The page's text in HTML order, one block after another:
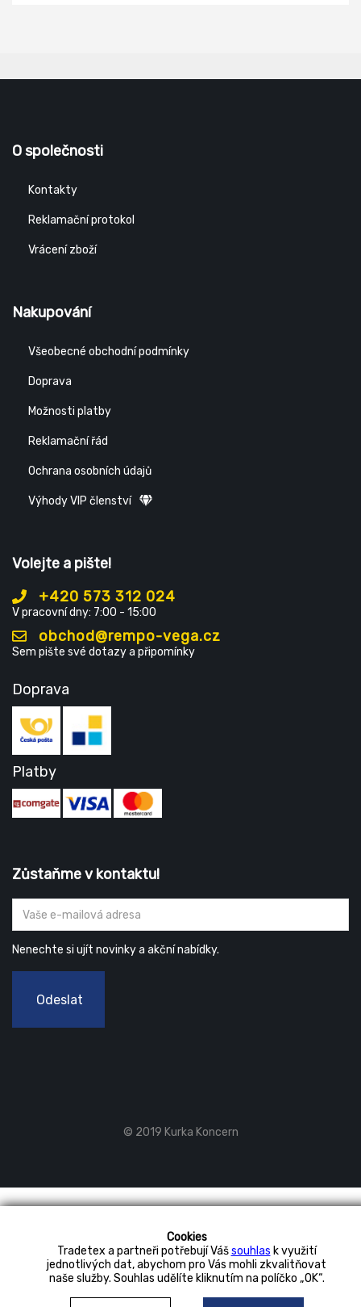
Cookies
Tradetex a partneři potřebují Vášsouhlas k využití
jednotlivých dat, abychom pro Vás mohli zkvalitňovat
naše služby. Souhlas udělíte kliknutím na políčko „OK“.
O společnosti
Kontakty
Reklamační protokol
Vrácení zboží
Nakupování
Všeobecné obchodní podmínky
Doprava
Možnosti platby
Reklamační řád
Ochrana osobních údajů
Výhody VIP členství
Volejte a pište!
+420 573 312 024
V pracovní dny: 7:00 - 15:00
obchod@rempo-vega.cz
Sem pište své dotazy a připomínky
Doprava
Platby
Zůstaňme v kontaktu!
Nenechte si ujít novinky a akční nabídky.
Odeslat
© 2019 Kurka Koncern